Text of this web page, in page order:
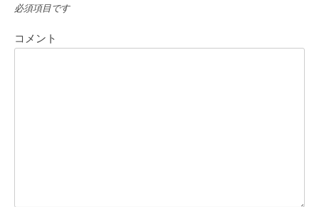
必須項目です
コメント